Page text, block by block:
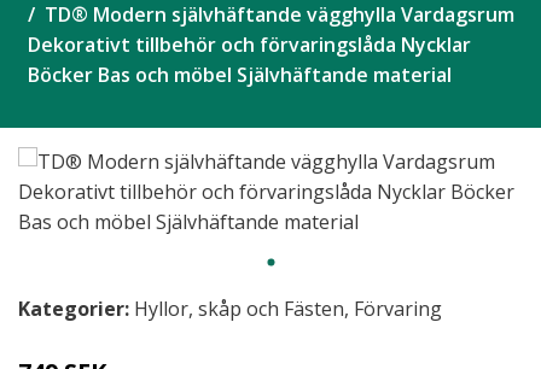
TD® Modern självhäftande vägghylla Vardagsrum
Dekorativt tillbehör och förvaringslåda Nycklar
Böcker Bas och möbel Självhäftande material
Kategorier: Hyllor, skåp och Fästen, Förvaring